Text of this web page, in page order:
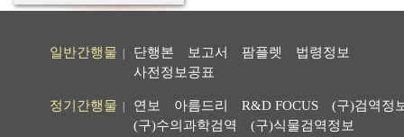
일반간행물 단행본 보고서 팜플렛
법령정보
사전정보공표
정기간행물 연보 아름드리 R&D FOCUS
(구)검역정
(구)수의과학검역
(구)식물검역정보